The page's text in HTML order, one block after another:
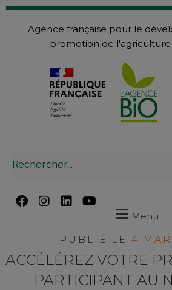
Agence française pour le
promotion de
Menu
PUBLIÉ LE4
ACCÉLÉREZ VOTRE
PARTICIPANT AU